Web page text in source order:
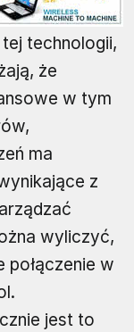
technologii,
że
w tym
ma
z
wyliczyć,
w
jest to